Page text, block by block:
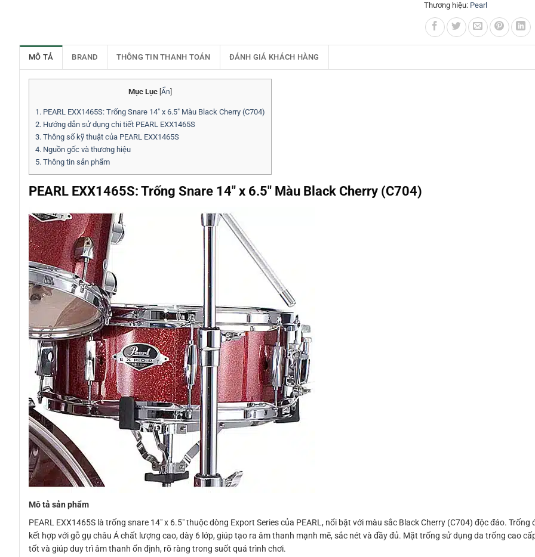
Thương hiệu: Pearl
MÔ TẢ BRAND THÔNG TIN THANH TOÁN ĐÁNH GIÁ KHÁCH HÀNG
Mục Lục Ẩn
1. PEARL EXX1465S: Trống Snare 14″ x 6.5″ Màu Black Cherry (C704)
2. Hướng dẫn sử dụng chi tiết PEARL EXX1465S
3. Thông số kỹ thuật của PEARL EXX1465S
4. Nguồn gốc và thương hiệu
5. Thông tin sản phẩm
PEARL EXX1465S: Trống Snare 14″ x 6.5″ Màu Black Cherry (C704)
Mô tả sản phẩm
PEARL EXX1465S là trống snare 14″ x 6.5″ thuộc dòng Export Series của PEARL, nổi bật với màu sắc Black Cherry (C704) độc đáo.
kết hợp với gỗ gụ châu Á chất lượng cao, dày 6 lớp, giúp tạo ra âm thanh mạnh mẽ, sắc nét và đầy đủ. Mặt trống sử dụng da trống cao
tốt và giúp duy trì âm thanh ổn định, rõ ràng trong suốt quá trình chơi.